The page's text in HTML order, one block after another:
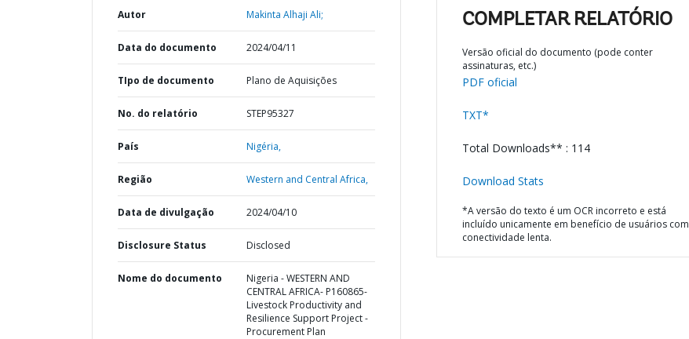
Autor Makinta Alhaji Ali;
Data do documento 2024/04/11
TIpo de documento Plano de Aquisições
No. do relatório STEP95327
País Nigéria,
Região Western and Central Africa,
Data de divulgação 2024/04/10
Disclosure Status Disclosed
Nome do documento
Nigeria - WESTERN AND
CENTRAL AFRICA- P160865-
Livestock Productivity and
Resilience Support Project -
Procurement Plan
COMPLETAR RELATÓRIO
Versão oficial do documento (pode conter
assinaturas, etc.)
PDF oficial
TXT*
Total Downloads** : 114
Download Stats
*A versão do texto é um OCR incorreto e está
incluído unicamente em benefício de usuários com
conectividade lenta.